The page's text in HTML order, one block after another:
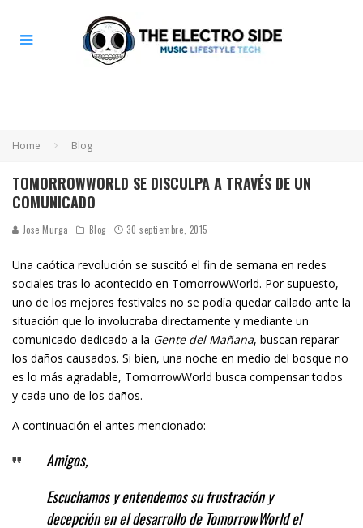
Home Blog
TOMORROWWORLD SE DISCULPA A TRAVÉS DE UN
COMUNICADO
Jose Murga Blog 30 septiembre, 2015
Una caótica revolución se suscitó el fin de semana en redes
sociales tras lo acontecido en TomorrowWorld. Por supuesto,
uno de los mejores festivales no se podía quedar callado ante la
situación que lo involucraba directamente y mediante un
comunicado dedicado a la Gente del Mañana, buscan reparar
los daños causados. Si bien, una noche en medio del bosque no
es lo más agradable, TomorrowWorld busca compensar todos
y cada uno de los daños.
A continuación el antes mencionado:
Amigos,
Escuchamos y entendemos su frustración y
decepción en el desarrollo de TomorrowWorld el